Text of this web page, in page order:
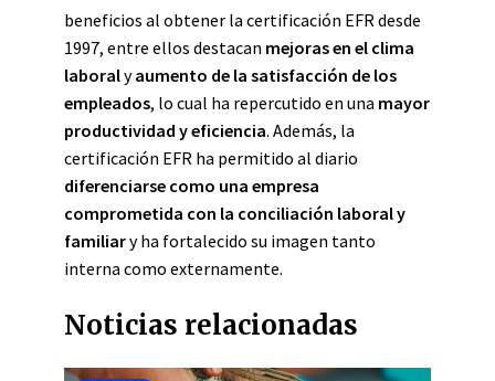
beneficios al obtener la certificación EFR desde
1997, entre ellos destacan mejoras en el clima
laboralyaumento de la satisfacción de los
empleados, lo cual ha repercutido en una mayor
productividad y eficiencia. Además, la
certificación EFR ha permitido al diario
diferenciarse como una empresa
comprometida con la conciliación laboral y
familiary ha fortalecido su imagen tanto
interna como externamente.
Noticias relacionadas